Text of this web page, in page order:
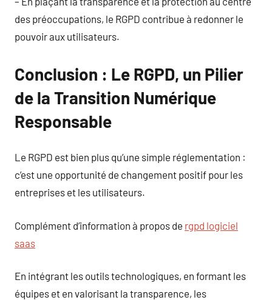
des préoccupations, le RGPD contribue à redonner le
pouvoir aux utilisateurs.
Conclusion : Le RGPD, un Pilier
de la Transition Numérique
Responsable
Le RGPD est bien plus qu’une simple réglementation :
c’est une opportunité de changement positif pour les
entreprises et les utilisateurs.
Complément d’information à propos de rgpd logiciel
saas
En intégrant les outils technologiques, en formant les
équipes et en valorisant la transparence, les